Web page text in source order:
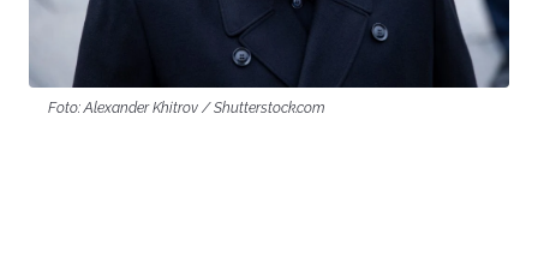
Foto: Alexander Khitrov / Shutterstock.com